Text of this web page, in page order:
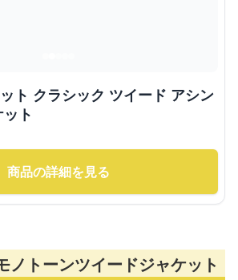
ト クラシック ツイード アシン
ト
商品の詳細を見る
ノトーンツイードジャケット